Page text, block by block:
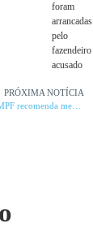
foram
arrancadas
pelo
fazendeiro
acusado
PRÓXIMA NOTÍCIA